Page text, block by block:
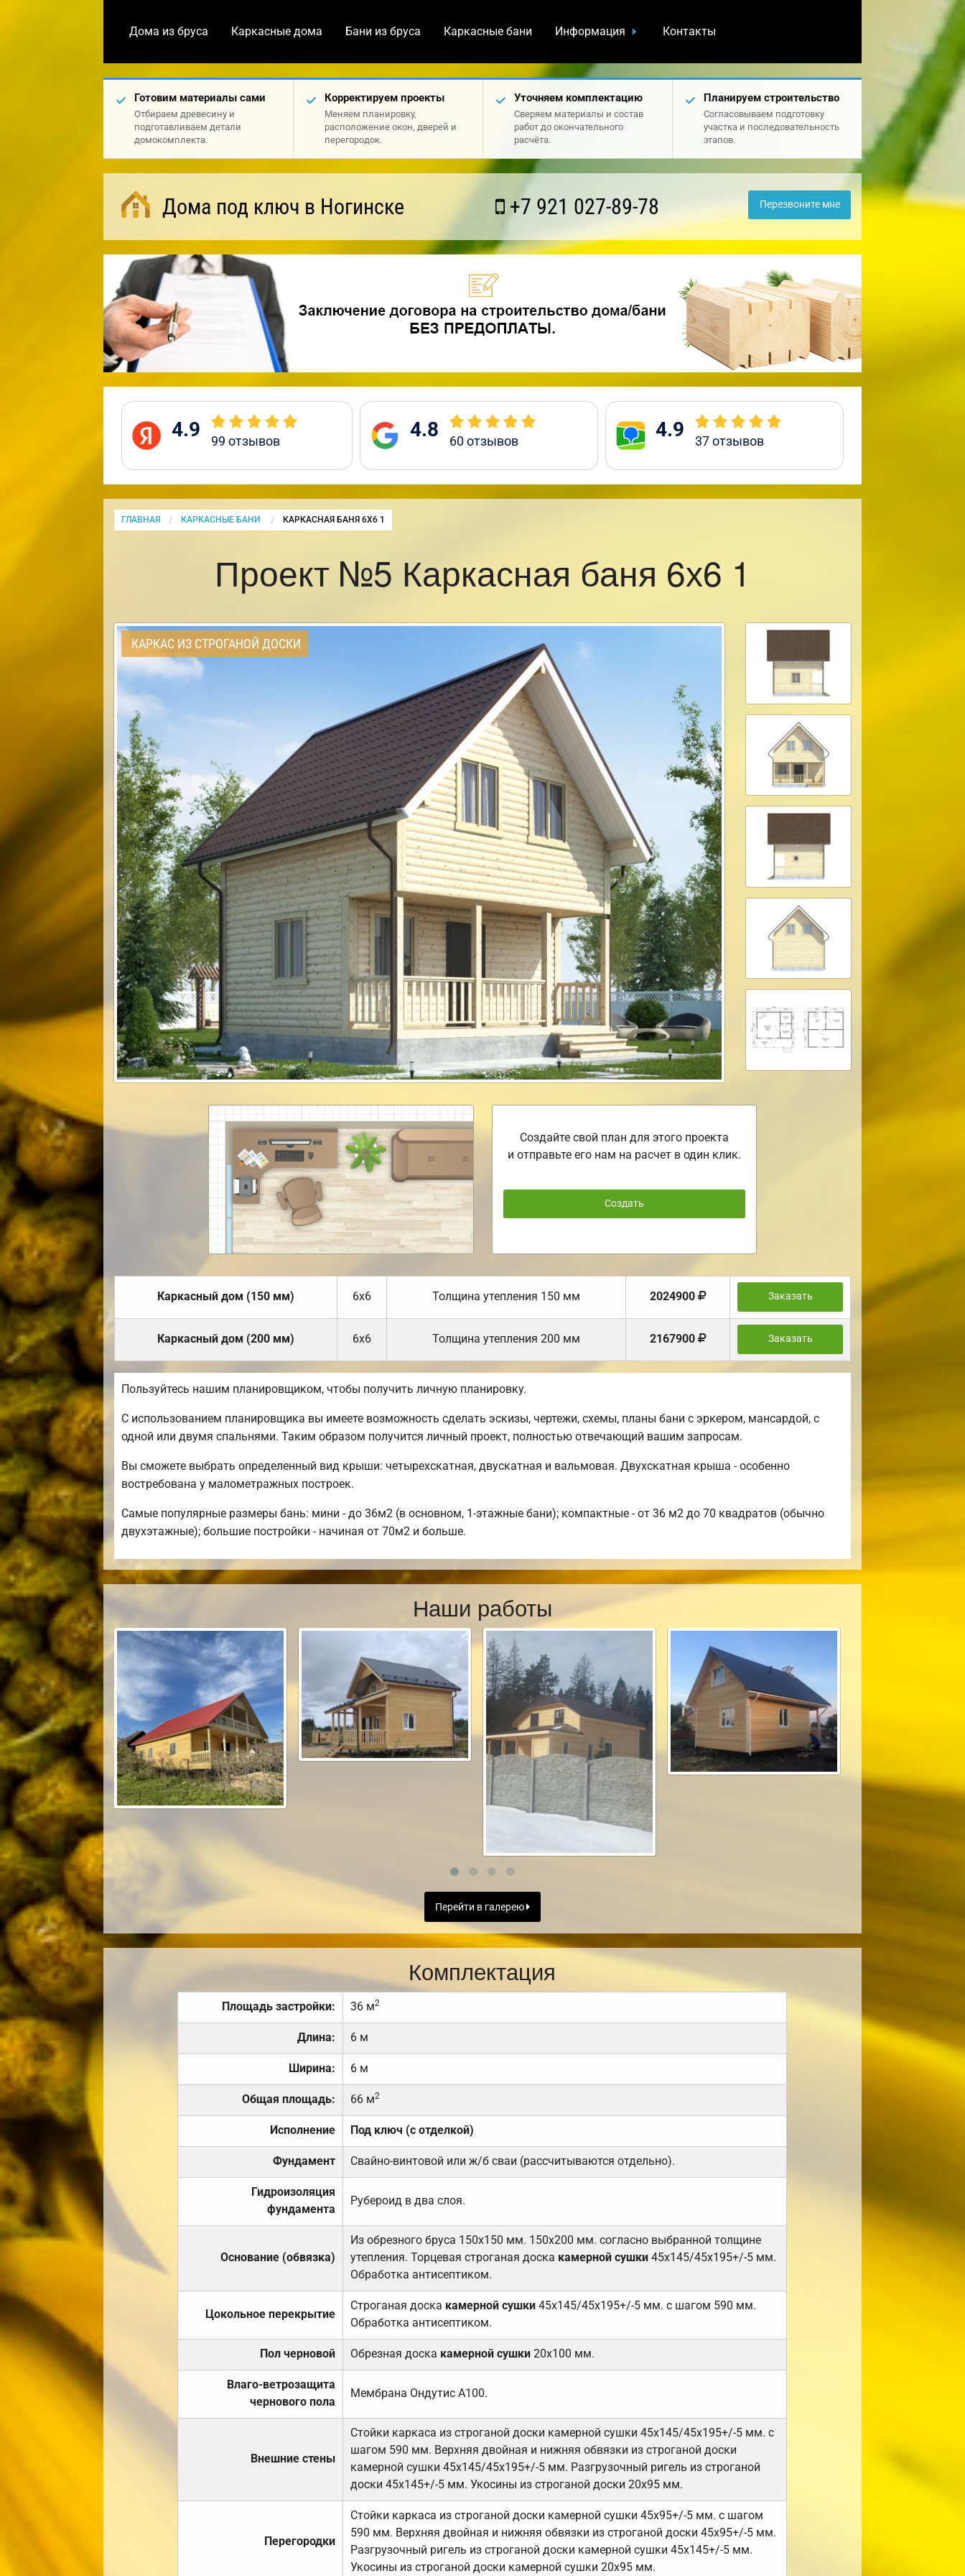
Дома из бруса Каркасные дома Бани из бруса Каркасные бани Информация Контакты
Готовим материалы сами
Отбираем древесину и
подготавливаем детали
домокомплекта.
Корректируем проекты
Меняем планировку,
расположение окон, дверей и
перегородок.
Уточняем комплектацию
Сверяем материалы и состав
работ до окончательного
расчёта.
Планируем строительство
Согласовываем подготовку
участка и последовательность
этапов.
Дома под ключ в Ногинске +7 921 027-89-78 Перезвоните мне
4.9 99 отзывов 4.8 60отзывов 4.9 37отзывов
ГЛАВНАЯ КАРКАСНЫЕ БАНИ CURRENT:
КАРКАСНАЯ БАНЯ 6Х6 1
Проект №5 Каркасная баня 6х6 1
КАРКАС ИЗ СТРОГАНОЙ ДОСКИ
Создайте свой план для этого проекта
и отправьте его нам на расчет в один клик.
Создать
Каркасный дом (150 мм) 6х6 Толщина утепления 150 мм 2024900 Заказать
Каркасный дом (200 мм) 6х6 Толщина утепления 200 мм 2167900 Заказать
Пользуйтесь нашим планировщиком, чтобы получить личную планировку.
С использованием планировщика вы имеете возможность сделать эскизы, чертежи, схемы, планы бани с эркером, мансардой, с
одной или двумя спальнями. Таким образом получится личный проект, полностью отвечающий вашим запросам.
Вы сможете выбрать определенный вид крыши: четырехскатная, двускатная и вальмовая. Двухскатная крыша - особенно
востребована у малометражных построек.
Самые популярные размеры бань: мини - до 36м2 (в основном, 1-этажные бани); компактные - от 36 м2 до 70 квадратов (обычно
двухэтажные); большие постройки - начиная от 70м2 и больше.
Наши работы
Перейти в галерею
Комплектация
Площадь застройки: 36 м2
Длина: 6 м
Ширина: 6 м
Общая площадь: 66 м2
Исполнение Под ключ (с отделкой)
Фундамент Свайно-винтовой или ж/б сваи (рассчитываются отдельно).
Гидроизоляция
фундамента
Рубероид в два слоя.
Основание (обвязка)
Из обрезного бруса 150х150 мм. 150х200 мм. согласно выбранной толщине
утепления. Торцевая строганая доска камерной сушки45х145/45х195+/-5 мм.
Обработка антисептиком.
Цокольное перекрытие
Строганая доска камерной сушки 45х145/45х195+/-5 мм. с шагом 590 мм.
Обработка антисептиком.
Пол черновой Обрезная доска камерной сушки20х100 мм.
Влаго-ветрозащита
чернового пола
Мембрана Ондутис А100.
Внешние стены
Стойки каркаса из строганой доски камерной сушки 45х145/45х195+/-5 мм. с
шагом 590 мм. Верхняя двойная и нижняя обвязки из строганой доски
камерной сушки 45х145/45х195+/-5 мм. Разгрузочный ригель из строганой
доски 45х145+/-5 мм. Укосины из строганой доски 20х95 мм.
Перегородки
Стойки каркаса из строганой доски камерной сушки 45х95+/-5 мм. с шагом
590 мм. Верхняя двойная и нижняя обвязки из строганой доски 45х95+/-5 мм.
Разгрузочный ригель из строганой доски камерной сушки 45х145+/-5 мм.
Укосины из строганой доски камерной сушки 20х95 мм.